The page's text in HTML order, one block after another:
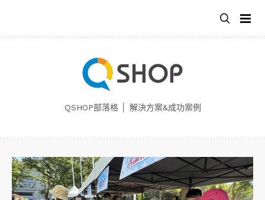
主
QSHOP部落格 │ 解決方案&成功案例